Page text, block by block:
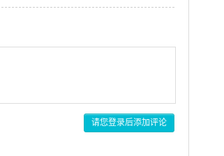
请您登录后添加评论